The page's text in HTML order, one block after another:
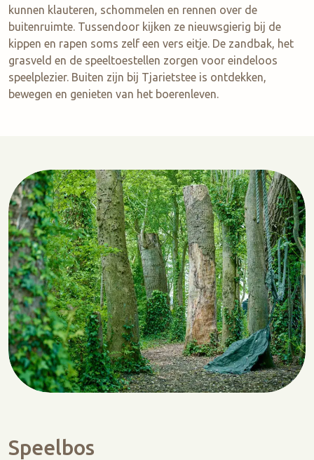
kunnen klauteren, schommelen en rennen over de
buitenruimte. Tussendoor kijken ze nieuwsgierig bij de
kippen en rapen soms zelf een vers eitje. De zandbak, het
grasveld en de speeltoestellen zorgen voor eindeloos
speelplezier. Buiten zijn bij Tjarietstee is ontdekken,
bewegen en genieten van het boerenleven.
Speelbos